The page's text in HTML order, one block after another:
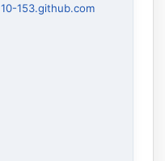
153.github.com